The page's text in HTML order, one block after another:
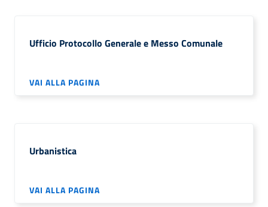
Ufficio Protocollo Generale e Messo Comunale
VAI ALLA PAGINA
Urbanistica
VAI ALLA PAGINA